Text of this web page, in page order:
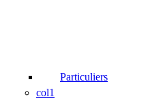
Particuliers
col1